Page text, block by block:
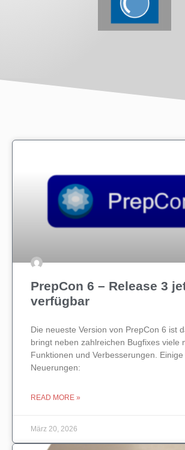
PrepCon 6 – Release 3
verfügbar
Die neueste Version von PrepCon 6 ist
bringt neben zahlreichen Bugfixes viele
Funktionen und Verbesserungen.
Neuerungen:
READ MORE »
März 20, 2026